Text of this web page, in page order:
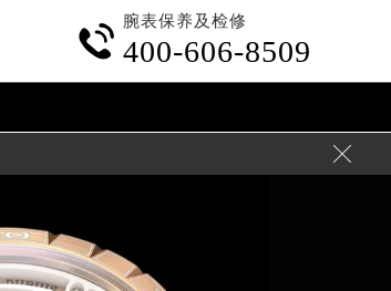

腕表保养及检修
400-606-8509
